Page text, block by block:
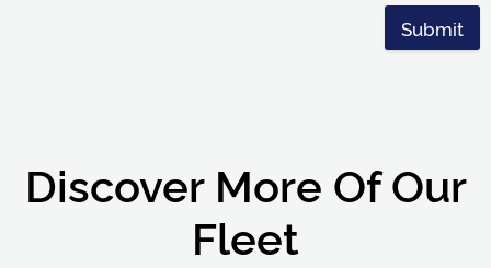
Submit
Discover More Of Our
Fleet